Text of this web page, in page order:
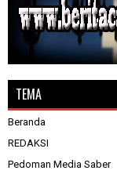
TEMA
Beranda
REDAKSI
Pedoman Media Saber